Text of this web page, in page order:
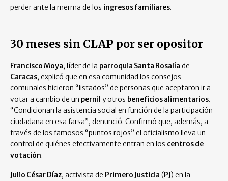
perder ante la merma de los ingresos familiares.
30 meses sin CLAP por ser opositor
Francisco Moya, líder de la parroquia Santa Rosalía de
Caracas, explicó que en esa comunidad los consejos
comunales hicieron “listados” de personas que aceptaron ir a
votar a cambio de un pernil y otros beneficios alimentarios.
“Condicionan la asistencia social en función de la participación
ciudadana en esa farsa”, denunció. Confirmó que, además, a
través de los famosos “puntos rojos” el oficialismo lleva un
control de quiénes efectivamente entran en los centros de
votación.
Julio César Díaz, activista de Primero Justicia (PJ) en la